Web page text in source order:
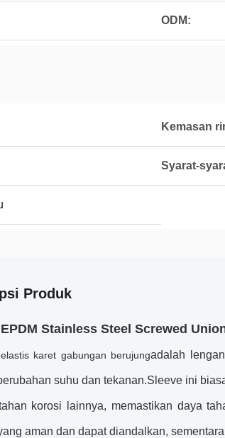
ODM:
Kemasan
Syarat-
Produk
EPDM Stainless Steel Screwed
karet gabungan berujungadalah
suhu dan tekanan.Sleeve ini
korosi lainnya, memastikan daya
aman dan dapat diandalkan,